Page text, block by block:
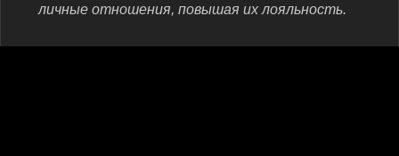
личные отношения, повышая их лояльность.